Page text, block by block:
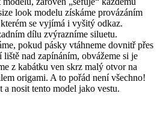
look modelu získáme provázáním
se vyjímá i vyšitý odkaz.
dílu zvýrazníme siluetu.
pokud pásky vtáhneme dovnitř přes
nad zapínáním, obvážeme si je
z kabátku ven skrz malý otvor na
origami. A to pořád není všechno!
nosit tento model jako vestu.